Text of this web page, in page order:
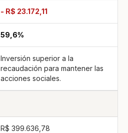
- R$ 23.172,11
59,6%
Inversión superior a la
recaudación para mantener las
acciones sociales.
R$ 399.636,78